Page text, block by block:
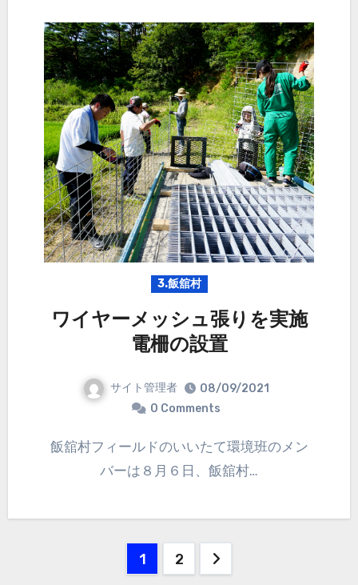
3.飯舘村
ワイヤーメッシュ張りを実施
電柵の設置
サイト管理者
08/09/2021
0 Comments
飯舘村フィールドのいいたて環境班のメン
バーは８月６日、飯舘村…
1 2